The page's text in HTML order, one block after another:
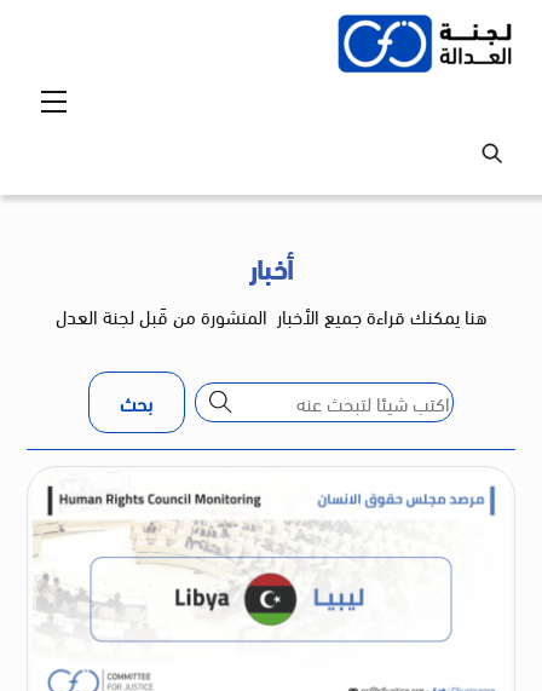
Skip
أخبار
هنا يمكنك قراءة جميع الأخبار المنشورة منقَبل لجنة العدل
بحث